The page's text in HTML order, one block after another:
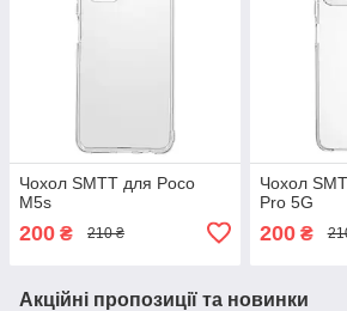
Чохол SMTT для Poco
M5s
200 ₴ 210 ₴
Чохол
Pro 5G
200₴
Акційні пропозиції та новинки